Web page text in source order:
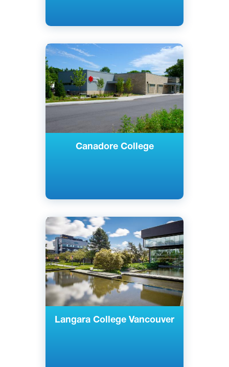
Canadore College
Английский
Норт-Бей, Канада
Государственный
Langara College Vancouver
Английский
Ванкувер, Канада
Государственный